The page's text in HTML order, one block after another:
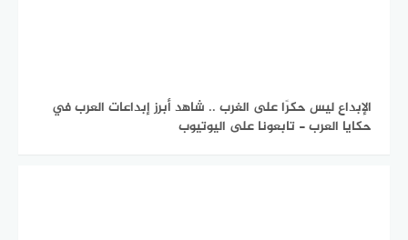
الإبداع ليس حكرًا على الغرب .. شاهد أبرز إبداعات العرب في
حكايا العرب - تابعونا على اليوتيوب